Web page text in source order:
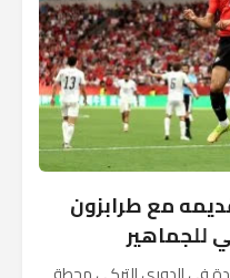
مع طرابزون
للجماهير